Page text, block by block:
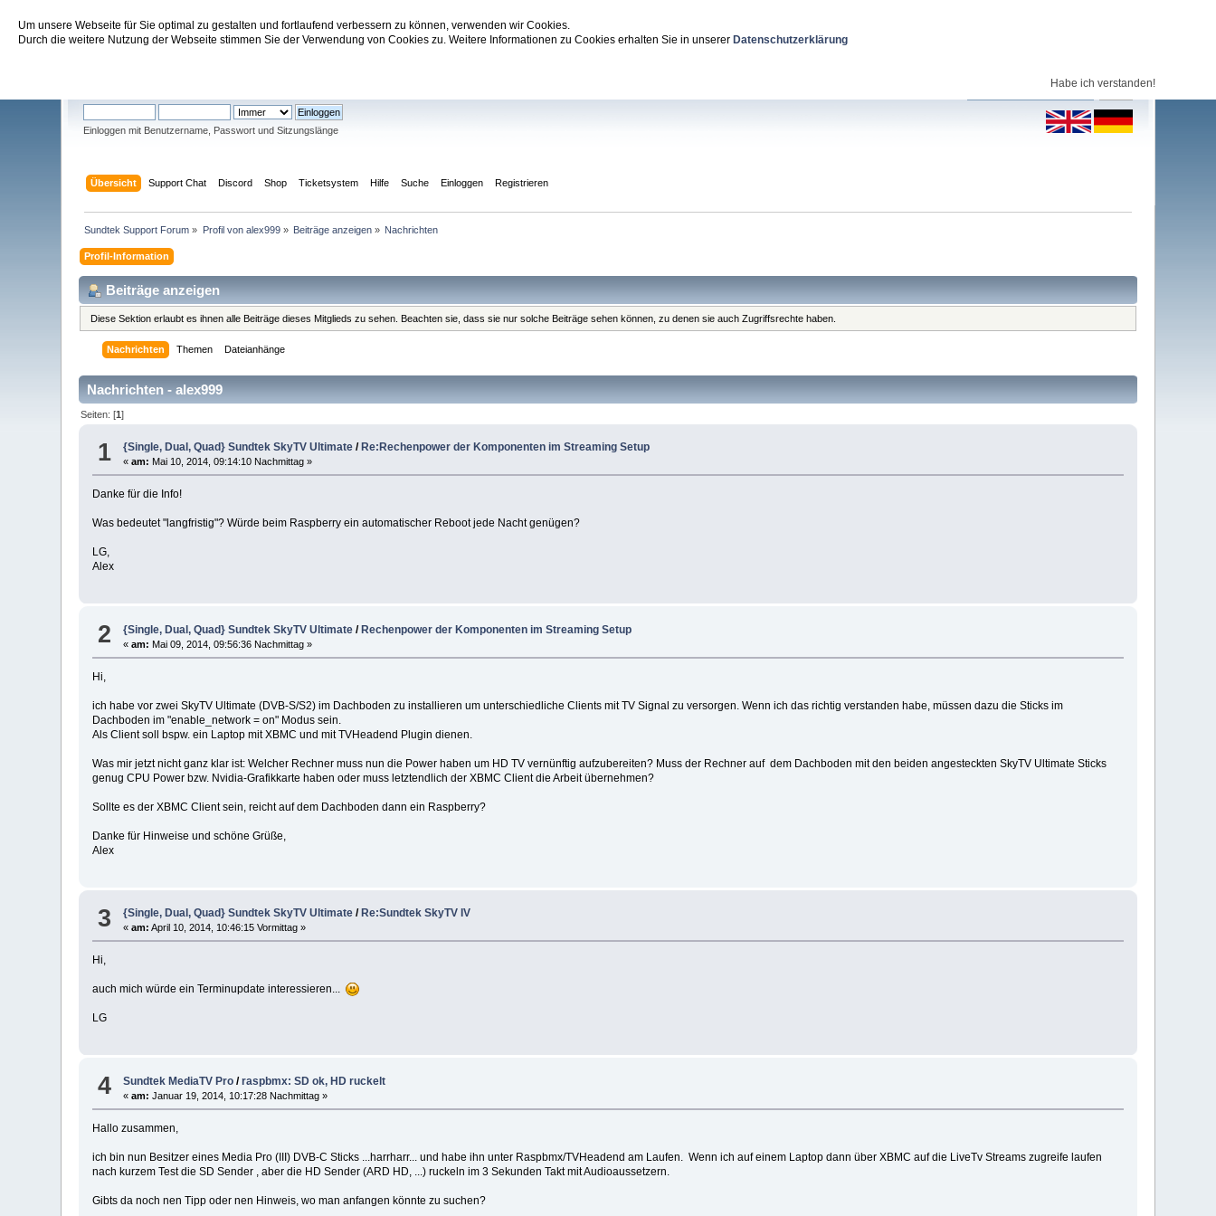
Um unsere Webseite für Sie optimal zu gestalten und fortlaufend verbessern zu können, verwenden wir Cookies.
Durch die weitere Nutzung der Webseite stimmen Sie der Verwendung von Cookies zu. Weitere Informationen zu Cookies erhalten Sie in unserer Datenschutzerklärung
Habe ich verstanden!
Sundtek Support Forum
Einloggen mit Benutzername, Passwort und Sitzungslänge
Übersicht Support Chat Discord Shop Ticketsystem Hilfe Suche Einloggen Registrieren
Sundtek Support Forum » Profil von alex999» Beiträge anzeigen » Nachrichten
Profil-Information
Beiträge anzeigen
Diese Sektion erlaubt es ihnen alle Beiträge dieses Mitglieds zu sehen. Beachten sie, dass sie nur solche Beiträge sehen können, zu denen sie auch Zugriffsrechte haben.
Nachrichten Themen Dateianhänge
Nachrichten - alex999
Seiten: [1]
1 {Single, Dual, Quad} Sundtek SkyTV Ultimate / Re:Rechenpower der Komponenten im Streaming Setup
«am: Mai 10, 2014, 09:14:10 Nachmittag »
Danke für die Info!
Was bedeutet "langfristig"? Würde beim Raspberry ein automatischer Reboot jede Nacht genügen?
LG,
Alex
2 {Single, Dual, Quad} Sundtek SkyTV Ultimate /Rechenpower der Komponenten im Streaming Setup
«am: Mai 09, 2014, 09:56:36 Nachmittag »
Hi,
ich habe vor zwei SkyTV Ultimate (DVB-S/S2) im Dachboden zu installieren um unterschiedliche Clients mit TV Signal zu versorgen. Wenn ich das richtig verstanden habe, müssen dazu die Sticks im
Dachboden im "enable_network = on" Modus sein.
Als Client soll bspw. ein Laptop mit XBMC und mit TVHeadend Plugin dienen.
Was mir jetzt nicht ganz klar ist: Welcher Rechner muss nun die Power haben um HD TV vernünftig aufzubereiten? Muss der Rechner auf dem Dachboden mit den beiden angesteckten SkyTV Ultimate Sticks
genug CPU Power bzw. Nvidia-Grafikkarte haben oder muss letztendlich der XBMC Client die Arbeit übernehmen?
Sollte es der XBMC Client sein, reicht auf dem Dachboden dann ein Raspberry?
Danke für Hinweise und schöne Grüße,
Alex
3 {Single, Dual, Quad} Sundtek SkyTV Ultimate / Re:Sundtek SkyTV IV
«am: April 10, 2014, 10:46:15 Vormittag »
Hi,
auch mich würde ein Terminupdate interessieren...
LG
4 Sundtek MediaTV Pro /raspbmx: SD ok, HD ruckelt
«am: Januar 19, 2014, 10:17:28 Nachmittag »
Hallo zusammen,
ich bin nun Besitzer eines Media Pro (III) DVB-C Sticks ...harrharr... und habe ihn unter Raspbmx/TVHeadend am Laufen. Wenn ich auf einem Laptop dann über XBMC auf die LiveTv Streams zugreife laufen
nach kurzem Test die SD Sender , aber die HD Sender (ARD HD, ...) ruckeln im 3 Sekunden Takt mit Audioaussetzern.
Gibts da noch nen Tipp oder nen Hinweis, wo man anfangen könnte zu suchen?